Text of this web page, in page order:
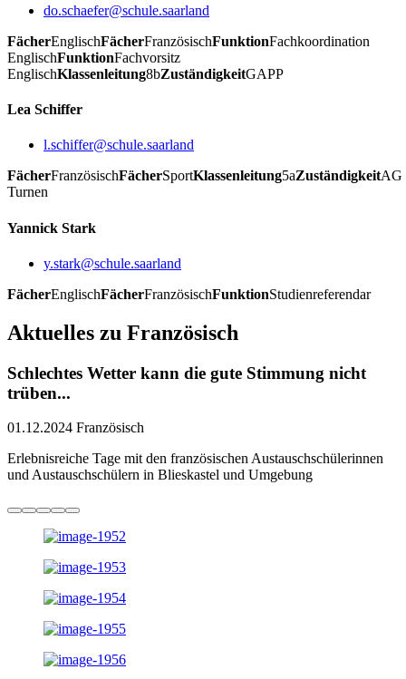
do.schaefer@schule.saarland
FächerEnglischFächerFranzösischFunktionFachkoordination
EnglischFunktionFachvorsitz
EnglischKlassenleitung8bZuständigkeitGAPP
Lea Schiffer
l.schiffer@schule.saarland
FächerFranzösischFächerSportKlassenleitung5aZuständigkeitAG
Turnen
Yannick Stark
y.stark@schule.saarland
FächerEnglischFächerFranzösischFunktionStudienreferendar
Aktuelles zu Französisch
Schlechtes Wetter kann die gute Stimmung nicht
trüben...
01.12.2024 Französisch
Erlebnisreiche Tage mit den französischen Austauschschülerinnen
und Austauschschülern in Blieskastel und Umgebung